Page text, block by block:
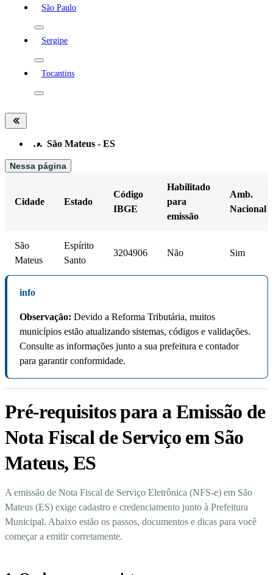
São Paulo
Sergipe
Tocantins
… São Mateus - ES
Nessa página
Cidade Estado
Código
IBGE
Habilitado
para
emissão
Amb.
Nacional
São
Mateus
Espírito
Santo
3204906 Não Sim
info
Observação: Devido a Reforma Tributária, muitos
municípios estão atualizando sistemas, códigos e validações.
Consulte as informações junto a sua prefeitura e contador
para garantir conformidade.
Pré-requisitos para a Emissão de
Nota Fiscal de Serviço em São
Mateus, ES
A emissão de Nota Fiscal de Serviço Eletrônica (NFS-e) em São
Mateus (ES) exige cadastro e credenciamento junto à Prefeitura
Municipal. Abaixo estão os passos, documentos e dicas para você
começar a emitir corretamente.